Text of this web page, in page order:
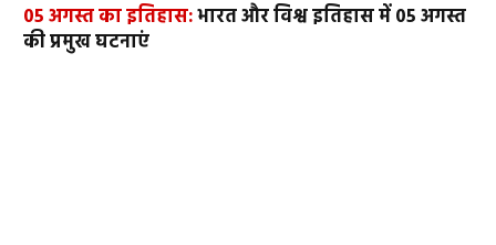
05 अगस्त का इतिहास:भारत और विश्व इतिहास में 05 अगस्त
की प्रमुख घटनाएं